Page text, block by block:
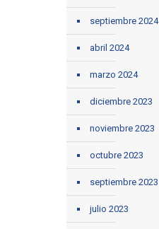
septiembre 2024
abril 2024
marzo 2024
diciembre 2023
noviembre 2023
octubre 2023
septiembre 2023
julio 2023